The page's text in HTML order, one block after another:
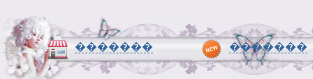
������� �������